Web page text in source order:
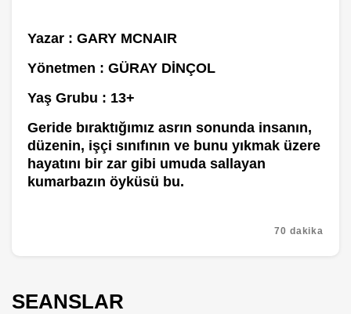
Yazar : GARY MCNAIR
Yönetmen : GÜRAY DİNÇOL
Yaş Grubu : 13+
Geride bıraktığımız asrın sonunda insanın,
düzenin, işçi sınıfının ve bunu yıkmak üzere
hayatını bir zar gibi umuda sallayan
kumarbazın öyküsü bu.
70 dakika
SEANSLAR